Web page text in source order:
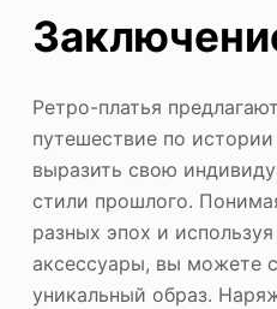
Ретро-платья
путешествие по
выразить свою
стили прошлого.
разных эпох и
аксессуары, вы можете
уникальный образ.